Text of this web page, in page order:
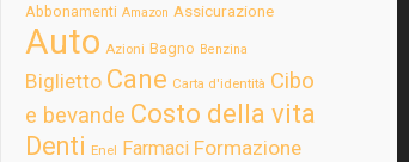
Abbonamenti Amazon Assicurazione
Auto Azioni Bagno Benzina
Biglietto Cane Carta d'identità Cibo
e bevande Costo della vita
Denti Enel Farmaci Formazione